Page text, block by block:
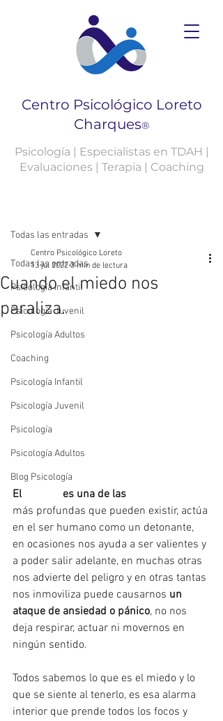
Centro Psicológico Loreto
Charques®
Psicología | Especialistas en TDAH |
Evaluaciones | Terapia | Coaching
Todas las entradas
Psicología Infantil
Psicología Juvenil
Psicología Adultos
Coaching
Psicología Infantil
Psicología Juvenil
Psicología
Psicología Adultos
Blog Psicología
Todas las entradas
Cuando el miedo nos
paraliza.
Centro Psicológico Loreto
13 jul 2022 3 min de lectura
El es una de las
más profundas que pueden existir, actúa
en el ser humano como un detonante,
en ocasiones nos ayuda a ser valientes y
a poder salir adelante, en muchas otras
nos advierte del peligro y en otras tantas
nos inmoviliza puede causarnos un
ataque de ansiedad o pánico, no nos
deja respirar, actuar ni movernos en
ningún sentido.
Todos sabemos lo que es el miedo y lo
que se siente al tenerlo, es esa alarma
interior que prende todos los focos y